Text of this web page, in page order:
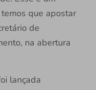
que apostar
de
na abertura
lançada